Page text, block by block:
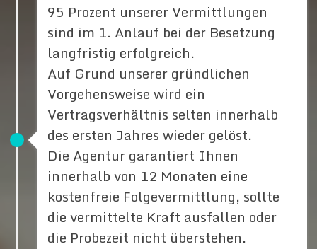
95 Prozent unserer Vermittlungen
sind im 1. Anlauf bei der Besetzung
langfristig erfolgreich.
Auf Grund unserer gründlichen
Vorgehensweise wird ein
Vertragsverhältnis selten innerhalb
des ersten Jahres wieder gelöst.
Die Agentur garantiert Ihnen
innerhalb von 12 Monaten eine
kostenfreie Folgevermittlung, sollte
die vermittelte Kraft ausfallen oder
die Probezeit nicht überstehen.